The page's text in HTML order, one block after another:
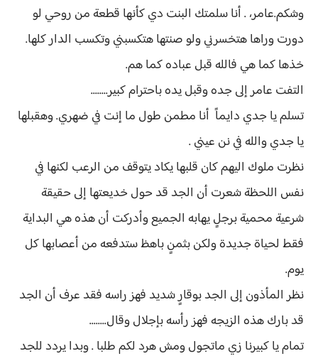
وشكم.عامر، . أنا سلمتك البنت دي كأنها قطعة من روحي لو
دورت وراها هتخسرني ولو صنتها هتكسبني وتكسب الدار كلها.
خذها كما هي فالله قبل عباده كما هم.
التفت عامر إلى جده وقبل يده باحترام كبير........
تسلم يا جدي دايماً أنا مطمن طول ما إنت في ضهري. وهقبلها
يا جدي والله في نن عيني .
نظرت ملوك اليهم كان قلبها يكاد يتوقف من الرعب لكنها في
نفس اللحظة شعرت أن الجد قد حول خديعتها إلى حقيقة
شرعية محمية برجلٍ يهابه الجميع وأدركت أن هذه هي البداية
فقط لحياة جديدة ولكن بثمنٍ باهظ ستدفعه من أعصابها كل
يوم.
نظر المأذون إلى الجد بوقارٍ شديد فهز راسه فقد عرف أن الجد
قد بارك هذه الزيجه فهز رأسه بإجلال وقال........
تمام يا كبيرنا زي ماتجول ومش هرد لكم طلبا . وبدا يردد للجد